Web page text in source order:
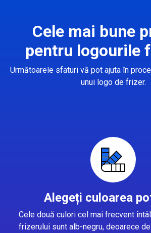
Cele mai bune
pentru logourile
Următoarele sfaturi vă pot ajuta în
unui logo de frizer.
Alegeți culoarea
Cele două culori cel mai frecvent
frizerului sunt alb-negru, deoarece